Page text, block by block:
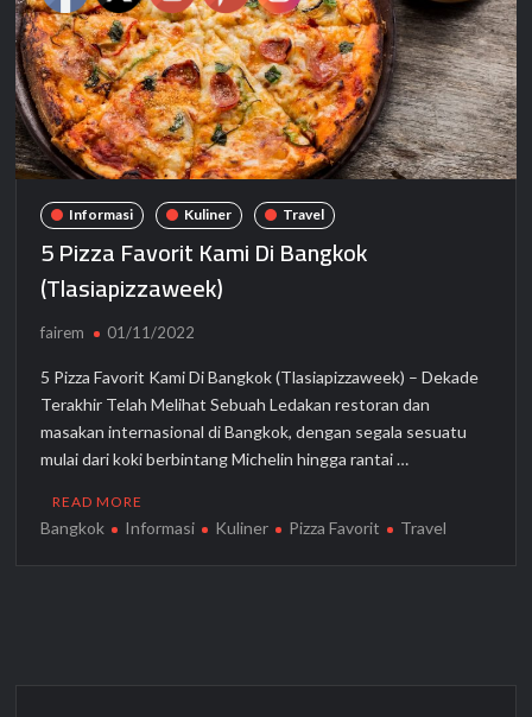
Informasi Kuliner Travel
5 Pizza Favorit Kami Di Bangkok
(Tlasiapizzaweek)
fairem 01/11/2022
5 Pizza Favorit Kami Di Bangkok (Tlasiapizzaweek) – Dekade
Terakhir Telah Melihat Sebuah Ledakan restoran dan
masakan internasional di Bangkok, dengan segala sesuatu
mulai dari koki berbintang Michelin hingga rantai …
READ MORE
Bangkok Informasi Kuliner Pizza Favorit Travel